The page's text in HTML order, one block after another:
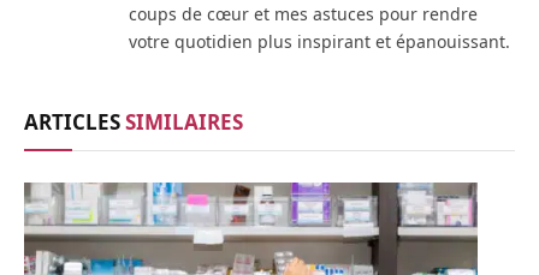
coups de cœur et mes astuces pour rendre
votre quotidien plus inspirant et épanouissant.
ARTICLESSIMILAIRES